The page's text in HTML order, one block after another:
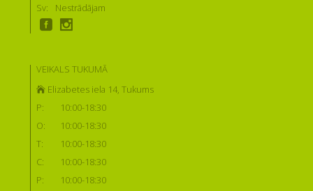
Sv:
Nestrādājam
VEIKALS TUKUMĀ
Elizabetes iela 14, Tukums
P:
10:00-18:30
O:
10:00-18:30
T:
10:00-18:30
C:
10:00-18:30
P:
10:00-18:30